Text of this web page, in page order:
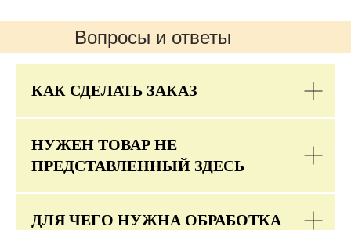
Вопросы и ответы
КАК СДЕЛАТЬ ЗАКАЗ
НУЖЕН ТОВАР НЕ
ПРЕДСТАВЛЕННЫЙ ЗДЕСЬ
ДЛЯ ЧЕГО НУЖНА ОБРАБОТКА